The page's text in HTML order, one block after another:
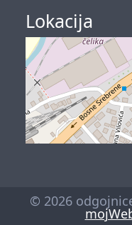
Lokacija
© 2026